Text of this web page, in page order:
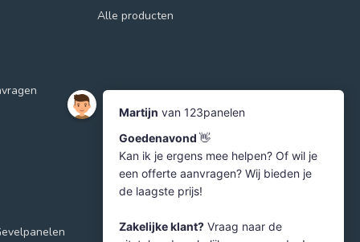
Alle producten